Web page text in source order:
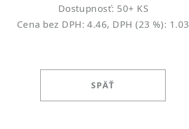
Dostupnosť: 50+ KS
Cena bez DPH: 4.46, DPH (23 %): 1.03
SPÄŤ